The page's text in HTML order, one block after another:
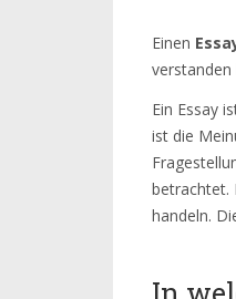
Einen
verstanden
Ein Essay
ist die
betrachtet.
handeln.